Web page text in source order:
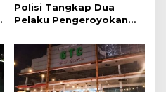
Polisi Tangkap Dua
Pelaku Pengeroyokan